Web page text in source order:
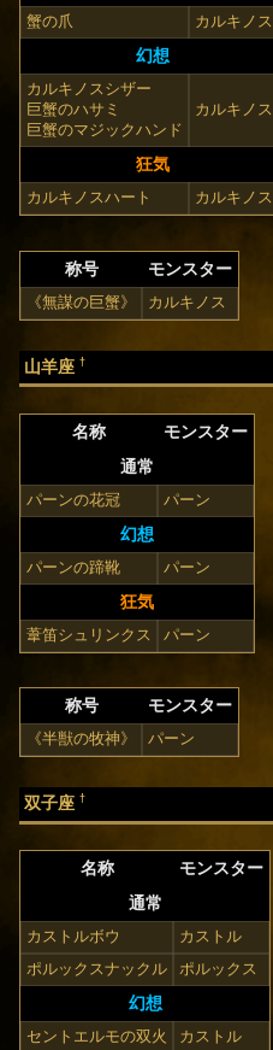
蟹の爪 カルキノス
幻想
カルキノスシザー
巨蟹のハサミ
巨蟹のマジックハンド
カルキノス
狂気
カルキノスハート カルキノス
称号 モンスター
《無謀の巨蟹》 カルキノス
山羊座 †
名称
モンスター
通常
パーンの花冠 パーン
幻想
パーンの蹄靴 パーン
狂気
葦笛シュリンクス パーン
称号 モンスター
《半獣の牧神》 パーン
双子座 †
名称
モンスター
通常
カストルボウ
カストル
ポルックスナックル
ポルックス
幻想
セントエルモの双火
カストル